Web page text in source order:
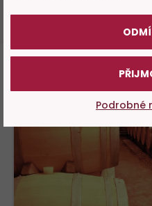
Podrobné